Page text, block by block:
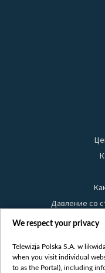
Давление со
Правила
We respect your privacy
Telewizja Polska S.A. w
when you visit individual
to as the Portal), including